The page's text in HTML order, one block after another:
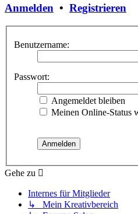
Anmelden • Registrieren
Benutzername:
Passwort:
Angemeldet bleiben
Meinen Online-Status
Gehe zu
Internes für Mitglieder
↳ Mein Kreativbereich